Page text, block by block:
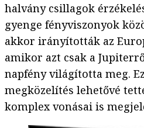
halvány csillagok
gyenge fényviszonyok
akkor irányították az
amikor azt csak a
napfény világította meg.
megközelítés lehetővé
komplex vonásai is